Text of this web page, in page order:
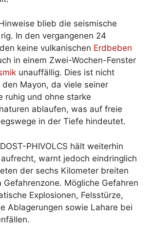
blieb die seismische
In den vergangenen 24
keine vulkanischen Erdbeben
in einem Zwei-Wochen-Fenster
unauffällig. Dies ist nicht
Mayon, da viele seiner
ruhig und ohne starke
ablaufen, was auf freie
in der Tiefe hindeutet.
PHIVOLCS hält weiterhin
warnt jedoch eindringlich
der sechs Kilometer breiten
Gefahrenzone. Mögliche Gefahren
Explosionen, Felsstürze,
Ablagerungen sowie Lahare bei